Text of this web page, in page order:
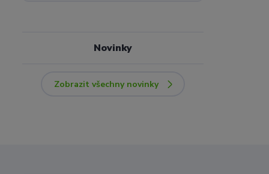
Novinky
Zobrazit všechny novinky